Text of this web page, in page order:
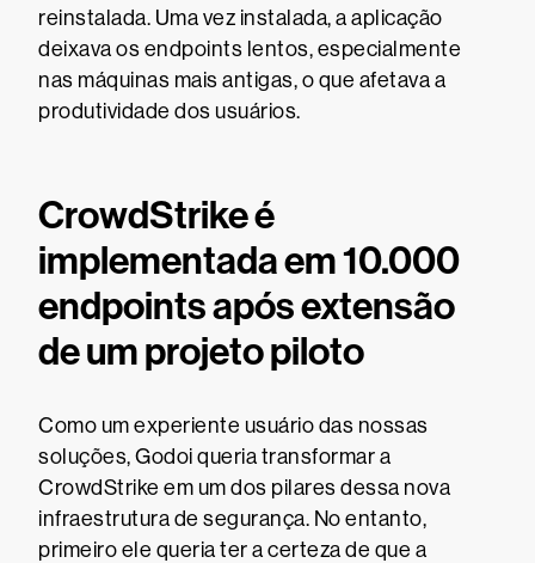
reinstalada. Uma vez instalada, a aplicação
deixava os endpoints lentos, especialmente
nas máquinas mais antigas, o que afetava a
produtividade dos usuários.
CrowdStrike é
implementada em 10.000
endpoints após extensão
de um projeto piloto
Como um experiente usuário das nossas
soluções, Godoi queria transformar a
CrowdStrike em um dos pilares dessa nova
infraestrutura de segurança. No entanto,
primeiro ele queria ter a certeza de que a